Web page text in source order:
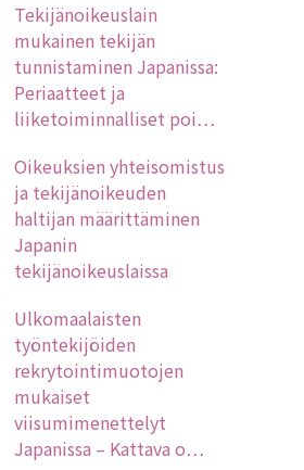
Tekijänoikeuslain
mukainen tekijän
tunnistaminen Japanissa:
Periaatteet ja
liiketoiminnalliset poi…
Oikeuksien yhteisomistus
ja tekijänoikeuden
haltijan määrittäminen
Japanin
tekijänoikeuslaissa
Ulkomaalaisten
työntekijöiden
rekrytointimuotojen
mukaiset
viisumimenettelyt
Japanissa – Kattava o…